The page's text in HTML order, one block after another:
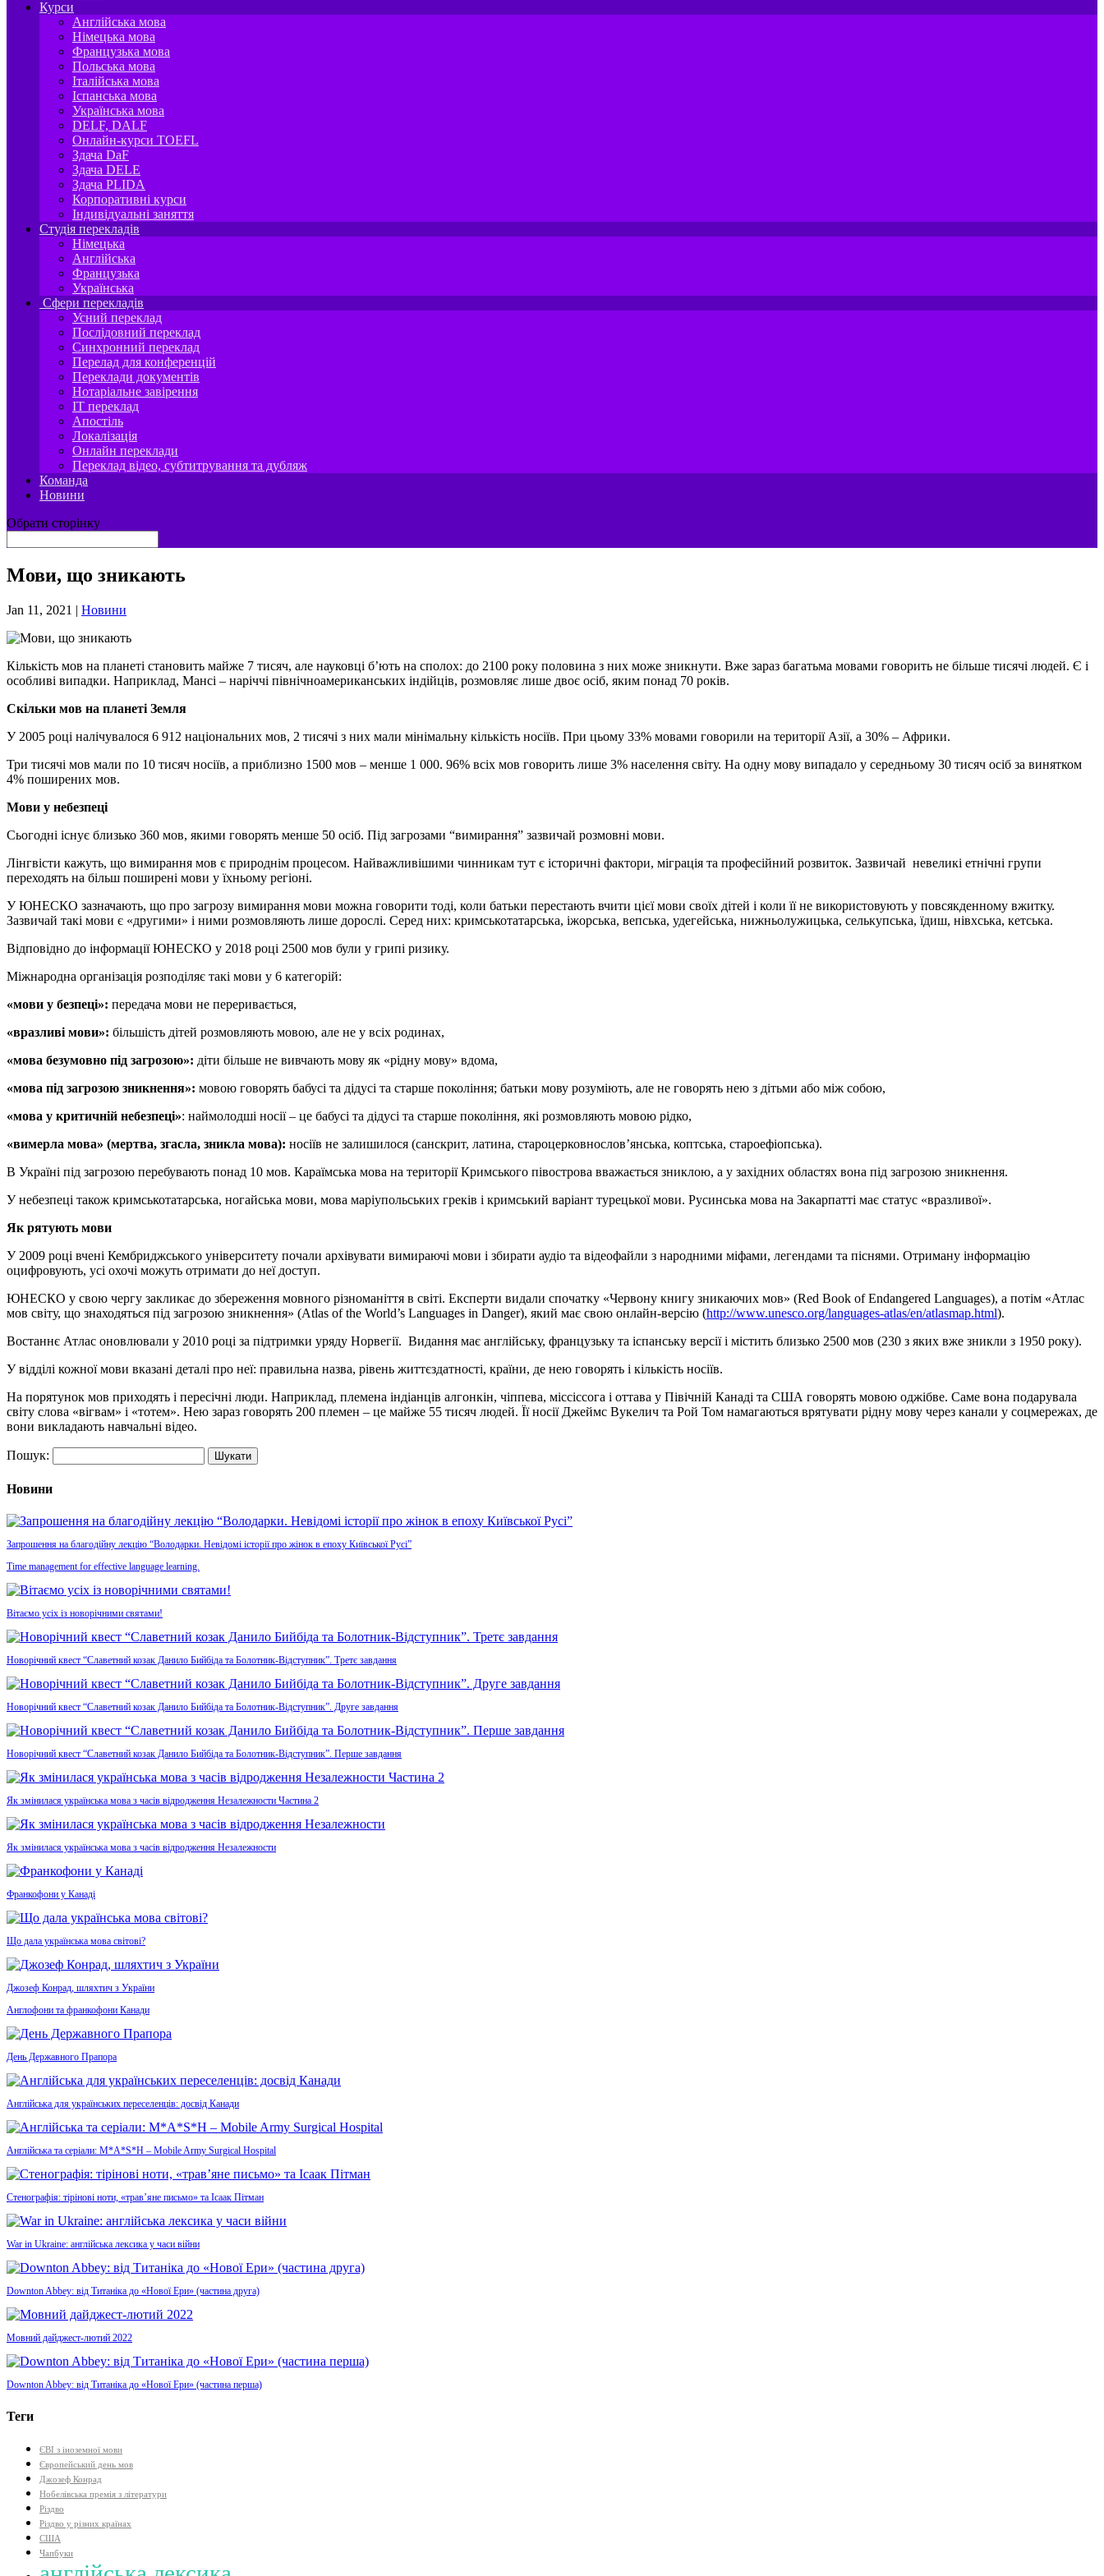
Курси
Англійська мова
Німецька мова
Французька мова
Польська мова
Італійська мова
Іспанська мова
Українська мова
DELF, DALF
Онлайн-курси TOEFL
Здача DaF
Здача DELE
Здача PLIDA
Корпоративні курси
Індивідуальні заняття
Студія перекладів
Німецька
Англійська
Французька
Українська
Сфери перекладів
Усний переклад
Послідовний переклад
Синхронний переклад
Перелад для конференцій
Переклади документів
Нотаріальне завірення
IT переклад
Апостіль
Локалізація
Онлайн переклади
Переклад відео, субтитрування та дубляж
Команда
Новини
Обрати сторінку
Мови, що зникають
Jan 11, 2021 | Новини
Кількість мов на планеті становить майже 7 тисяч, але науковці б’ють на сполох: до 2100 року половина з них може зникнути. Вже зараз багатьма мовами говорить не більше тисячі людей. Є і
особливі випадки. Наприклад, Мансі – наріччі північноамериканських індійців, розмовляє лише двоє осіб, яким понад 70 років.
Скільки мов на планеті Земля
У 2005 році налічувалося 6 912 національних мов, 2 тисячі з них мали мінімальну кількість носіїв. При цьому 33% мовами говорили на території Азії, а 30% – Африки.
Три тисячі мов мали по 10 тисяч носіїв, а приблизно 1500 мов – менше 1 000. 96% всіх мов говорить лише 3% населення світу. На одну мову випадало у середньому 30 тисяч осіб за винятком
4% поширених мов.
Мови у небезпеці
Сьогодні існує близько 360 мов, якими говорять менше 50 осіб. Під загрозами “вимирання” зазвичай розмовні мови.
Лінгвісти кажуть, що вимирання мов є природнім процесом. Найважливішими чинникам тут є історичні фактори, міграція та професійний розвиток. Зазвичай невеликі етнічні групи
переходять на більш поширені мови у їхньому регіоні.
У ЮНЕСКО зазначають, що про загрозу вимирання мови можна говорити тоді, коли батьки перестають вчити цієї мови своїх дітей і коли її не використовують у повсякденному вжитку.
Зазвичай такі мови є «другими» і ними розмовляють лише дорослі. Серед них: кримськотатарська, іжорська, вепська, удегейська, нижньолужицька, селькупська, їдиш, нівхська, кетська.
Відповідно до інформації ЮНЕСКО у 2018 році 2500 мов були у грипі ризику.
Міжнародна організація розподіляє такі мови у 6 категорій:
«мови у безпеці»: передача мови не переривається,
«вразливі мови»: більшість дітей розмовляють мовою, але не у всіх родинах,
«мова безумовно під загрозою»: діти більше не вивчають мову як «рідну мову» вдома,
«мова під загрозою зникнення»: мовою говорять бабусі та дідусі та старше покоління; батьки мову розуміють, але не говорять нею з дітьми або між собою,
«мова у критичній небезпеці»: наймолодші носії – це бабусі та дідусі та старше покоління, які розмовляють мовою рідко,
«вимерла мова» (мертва, згасла, зникла мова): носіїв не залишилося (санскрит, латина, староцерковнослов’янська, коптська, староефіопська).
В Україні під загрозою перебувають понад 10 мов. Караїмська мова на території Кримського півострова вважається зниклою, а у західних областях вона під загрозою зникнення.
У небезпеці також кримськотатарська, ногайська мови, мова маріупольських греків і кримський варіант турецької мови. Русинська мова на Закарпатті має статус «вразливої».
Як рятують мови
У 2009 році вчені Кембриджського університету почали архівувати вимираючі мови і збирати аудіо та відеофайли з народними міфами, легендами та піснями. Отриману інформацію
оцифровують, усі охочі можуть отримати до неї доступ.
ЮНЕСКО у свою чергу закликає до збереження мовного різноманіття в світі. Експерти видали спочатку «Червону книгу зникаючих мов» (Red Book of Endangered Languages), а потім «Атлас
мов світу, що знаходяться під загрозою зникнення» (Atlas of the World’s Languages ​​in Danger), який має свою онлайн-версію (http://www.unesco.org/languages-atlas/en/atlasmap.html).
Востаннє Атлас оновлювали у 2010 році за підтримки уряду Норвегії. Видання має англійську, французьку та іспанську версії і містить близько 2500 мов (230 з яких вже зникли з 1950 року).
У відділі кожної мови вказані деталі про неї: правильна назва, рівень життєздатності, країни, де нею говорять і кількість носіїв.
На порятунок мов приходять і пересічні люди. Наприклад, племена індіанців алгонкін, чіппева, міссіссога і оттава у Півічній Канаді та США говорять мовою оджібве. Саме вона подарувала
світу слова «вігвам» і «тотем». Нею зараз говорять 200 племен – це майже 55 тисяч людей. Її носії Джеймс Вукелич та Рой Том намагаються врятувати рідну мову через канали у соцмережах, де
вони викладають навчальні відео.
Пошук:
Новини
Запрошення на благодійну лекцію “Володарки. Невідомі історії про жінок в епоху Київської Русі”
Time management for effective language learning.
Вітаємо усіх із новорічними святами!
Новорічний квест “Славетний козак Данило Бийбіда та Болотник-Відступник”. Третє завдання
Новорічний квест “Славетний козак Данило Бийбіда та Болотник-Відступник”. Друге завдання
Новорічний квест “Славетний козак Данило Бийбіда та Болотник-Відступник”. Перше завдання
Як змінилася українська мова з часів відродження Незалежности Частина 2
Як змінилася українська мова з часів відродження Незалежности
Франкофони у Канаді
Що дала українська мова світові?
Джозеф Конрад, шляхтич з України
Англофони та франкофони Канади
День Державного Прапора
Англійська для українських переселенців: досвід Канади
Англійська та серіали: M*A*S*H – Mobile Army Surgical Hospital
Стенографія: тірінові ноти, «трав’яне письмо» та Ісаак Пітман
War in Ukraine: англійська лексика у часи війни
Downton Abbey: від Титаніка до «Нової Ери» (частина друга)
Мовний дайджест-лютий 2022
Downton Abbey: від Титаніка до «Нової Ери» (частина перша)
Теги
ЄВІ з іноземної мови
Європейський день мов
Джозеф Конрад
Нобелівська премія з літератури
Різдво
Різдво у різних країнах
США
Чапбуки